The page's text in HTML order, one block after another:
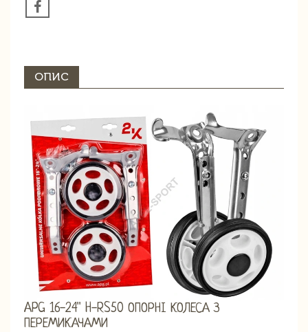
ОПИС
APG 16-24'' H-RS50 ОПОРНІ КОЛЕСА З
ПЕРЕМИКАЧАМИ